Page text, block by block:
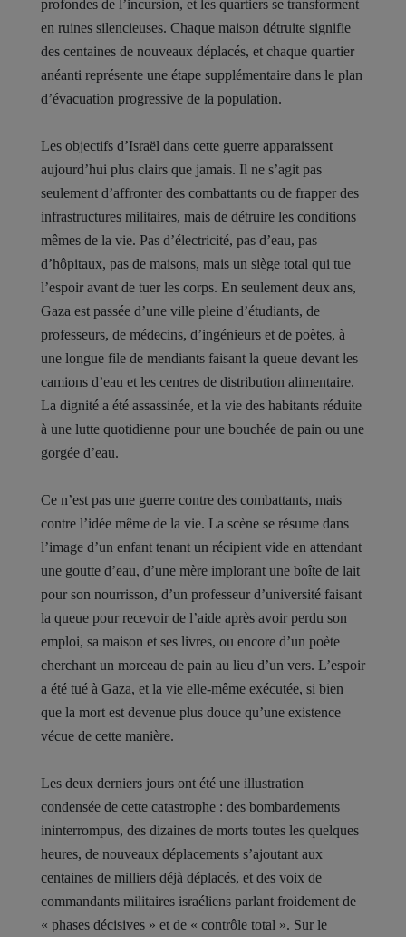
profondes de l’incursion, et les quartiers se transforment
en ruines silencieuses. Chaque maison détruite signifie
des centaines de nouveaux déplacés, et chaque quartier
anéanti représente une étape supplémentaire dans le plan
d’évacuation progressive de la population.
Les objectifs d’Israël dans cette guerre apparaissent
aujourd’hui plus clairs que jamais. Il ne s’agit pas
seulement d’affronter des combattants ou de frapper des
infrastructures militaires, mais de détruire les conditions
mêmes de la vie. Pas d’électricité, pas d’eau, pas
d’hôpitaux, pas de maisons, mais un siège total qui tue
l’espoir avant de tuer les corps. En seulement deux ans,
Gaza est passée d’une ville pleine d’étudiants, de
professeurs, de médecins, d’ingénieurs et de poètes, à
une longue file de mendiants faisant la queue devant les
camions d’eau et les centres de distribution alimentaire.
La dignité a été assassinée, et la vie des habitants réduite
à une lutte quotidienne pour une bouchée de pain ou une
gorgée d’eau.
Ce n’est pas une guerre contre des combattants, mais
contre l’idée même de la vie. La scène se résume dans
l’image d’un enfant tenant un récipient vide en attendant
une goutte d’eau, d’une mère implorant une boîte de lait
pour son nourrisson, d’un professeur d’université faisant
la queue pour recevoir de l’aide après avoir perdu son
emploi, sa maison et ses livres, ou encore d’un poète
cherchant un morceau de pain au lieu d’un vers. L’espoir
a été tué à Gaza, et la vie elle-même exécutée, si bien
que la mort est devenue plus douce qu’une existence
vécue de cette manière.
Les deux derniers jours ont été une illustration
condensée de cette catastrophe : des bombardements
ininterrompus, des dizaines de morts toutes les quelques
heures, de nouveaux déplacements s’ajoutant aux
centaines de milliers déjà déplacés, et des voix de
commandants militaires israéliens parlant froidement de
« phases décisives » et de « contrôle total ». Sur le